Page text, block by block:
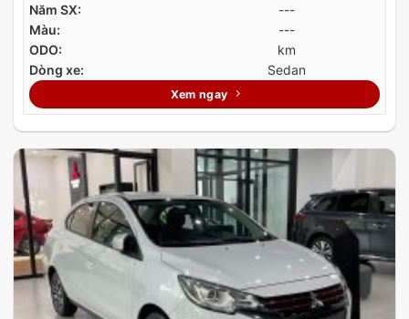
Năm SX:
---
Màu:
---
ODO:
km
Dòng xe:
Sedan
Xem ngay